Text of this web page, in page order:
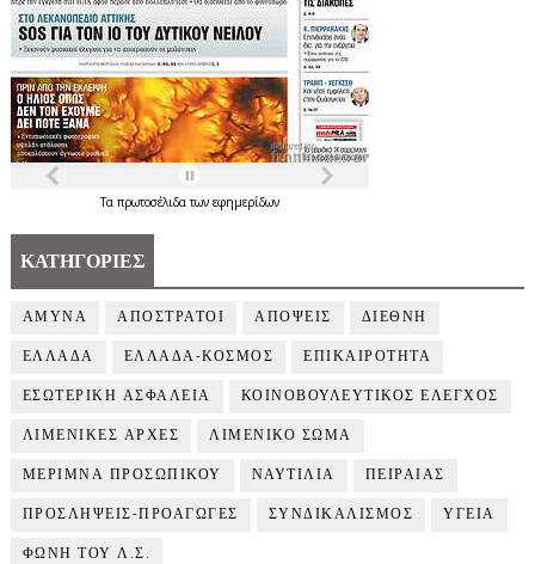
Τα πρωτοσέλιδατων εφημερίδων
ΚΑΤΗΓΟΡΙΕΣ
ΑΜΥΝΑ ΑΠΟΣΤΡΑΤΟΙ ΑΠΟΨΕΙΣ ΔΙΕΘΝΗ
ΕΛΛΑΔΑ ΕΛΛΑΔΑ-ΚΟΣΜΟΣ ΕΠΙΚΑΙΡΟΤΗΤΑ
ΕΣΩΤΕΡΙΚΗ ΑΣΦΑΛΕΙΑ ΚΟΙΝΟΒΟΥΛΕΥΤΙΚΟΣ ΕΛΕΓΧΟΣ
ΛΙΜΕΝΙΚΕΣ ΑΡΧΕΣ ΛΙΜΕΝΙΚΟ ΣΩΜΑ
ΜΕΡΙΜΝΑ ΠΡΟΣΩΠΙΚΟΥ ΝΑΥΤΙΛΙΑ ΠΕΙΡΑΙΑΣ
ΠΡΟΣΛΗΨΕΙΣ-ΠΡΟΑΓΩΓΕΣ ΣΥΝΔΙΚΑΛΙΣΜΟΣ ΥΓΕΙΑ
ΦΩΝΗ ΤΟΥ Λ.Σ.